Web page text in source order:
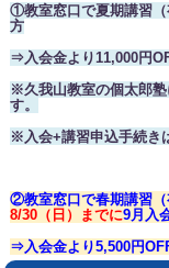
①教室窓口で夏期講習
方
⇒入会金より11,000円
※久我山教室の個太郎
す。
※入会+講習申込手続き
②教室窓口で春期講習
8/30（日）までに9月入
⇒入会金より5,500円